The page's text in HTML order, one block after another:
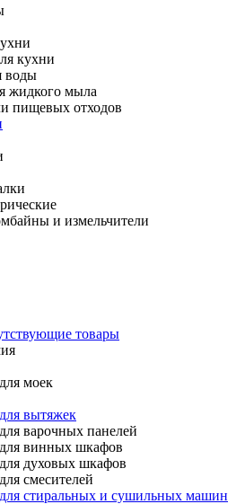
кухни
воды
жидкого мыла
пищевых отходов
и измельчители
товары
моек
вытяжек
варочных панелей
винных шкафов
духовых шкафов
смесителей
стиральных и сушильных машин